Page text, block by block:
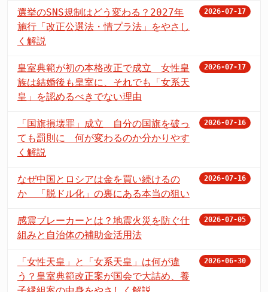
選挙のSNS規制はどう変わる？2027年
施行「改正公選法・情プラ法」をやさし
く解説
2026-07-17
皇室典範が初の本格改正で成立 女性皇
族は結婚後も皇室に、それでも「女系天
皇」を認めるべきでない理由
2026-07-17
「国旗損壊罪」成立 自分の国旗を破っ
ても罰則に 何が変わるのか分かりやす
く解説
2026-07-16
なぜ中国とロシアは金を買い続けるの
か 「脱ドル化」の裏にある本当の狙い
2026-07-16
感震ブレーカーとは？地震火災を防ぐ仕
組みと自治体の補助金活用法
2026-07-05
「女性天皇」と「女系天皇」は何が違
う？皇室典範改正案が国会で大詰め、養
2026-06-30